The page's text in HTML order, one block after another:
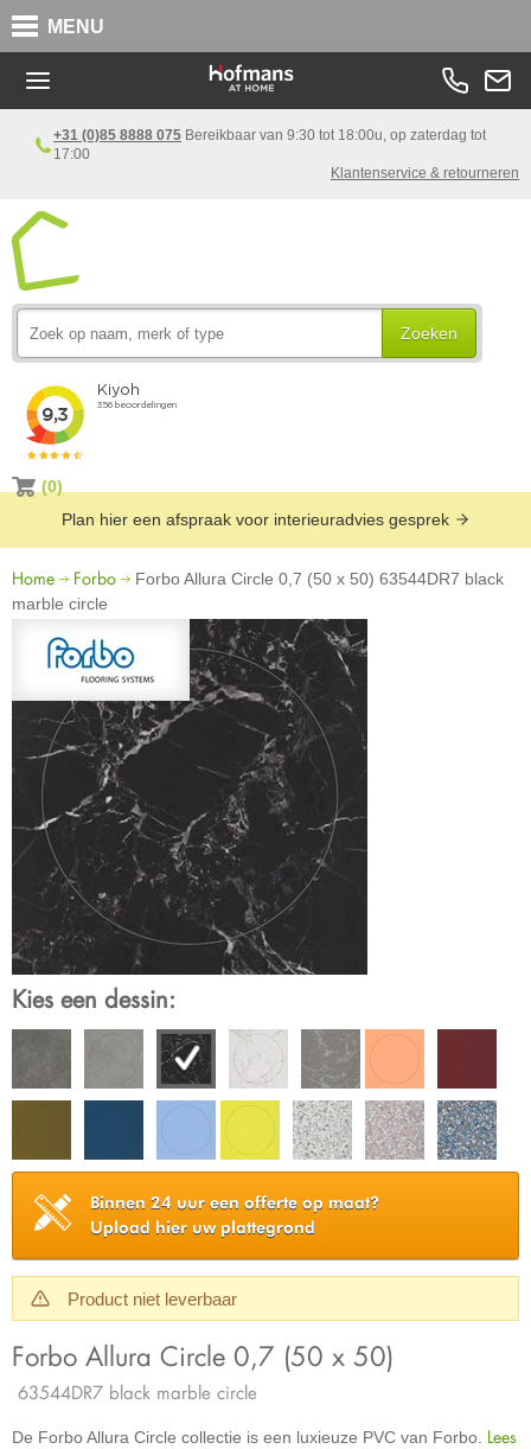
MENU
+31 (0)85 8888 075 Bereikbaar van 9:30 tot 18:00u, op zaterdag tot
17:00
Klantenservice & retourneren
Zoeken
(0)
Plan hier een afspraak voor interieuradvies gesprek
Home Forbo
Forbo Allura Circle 0,7 (50 x 50) 63544DR7 black
marble circle
Kies een dessin:
Binnen 24 uur een offerte op maat?
Upload hier uw plattegrond
Product niet leverbaar
Forbo Allura Circle 0,7 (50 x 50)
63544DR7 black marble circle
De Forbo Allura Circle collectie is een luxieuze PVC van Forbo. Lees